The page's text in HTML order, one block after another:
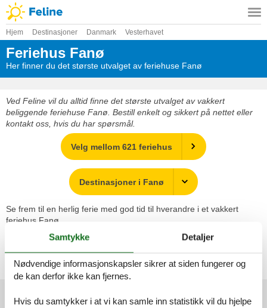
Hjem Destinasjoner Danmark Vesterhavet
Feriehus Fanø
Her finner du det største utvalget av feriehuse Fanø
Ved Feline vil du alltid finne det største utvalget av vakkert
beliggende feriehuse Fanø. Bestill enkelt og sikkert på nettet eller
kontakt oss, hvis du har spørsmål.
Velg mellom 621 feriehus
Destinasjoner i Fanø
Se frem til en herlig ferie med god tid til hverandre i et vakkert
feriehus Fanø
Destinasjoner i Fanø
Samtykke Detaljer
Nødvendige informasjonskapsler sikrer at siden fungerer og
de kan derfor ikke kan fjernes.
Hvis du samtykker i at vi kan samle inn statistikk vil du hjelpe